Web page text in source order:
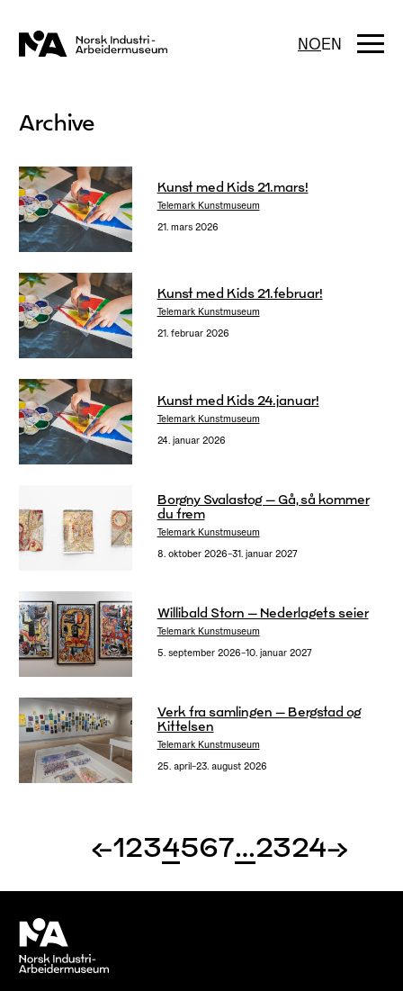
innhold
NOEN
Archive
Kunst med Kids 21.mars!
Telemark Kunstmuseum
21. mars 2026
Kunst med Kids 21.februar!
Telemark Kunstmuseum
21. februar 2026
Kunst med Kids 24.januar!
Telemark Kunstmuseum
24. januar 2026
Borgny Svalastog – Gå, så kommer
du frem
Telemark Kunstmuseum
8. oktober 2026–31. januar 2027
Willibald Storn – Nederlagets seier
Telemark Kunstmuseum
5. september 2026–10. januar 2027
Verk fra samlingen – Bergstad og
Kittelsen
Telemark Kunstmuseum
25. april–23. august 2026
←1234567…2324→